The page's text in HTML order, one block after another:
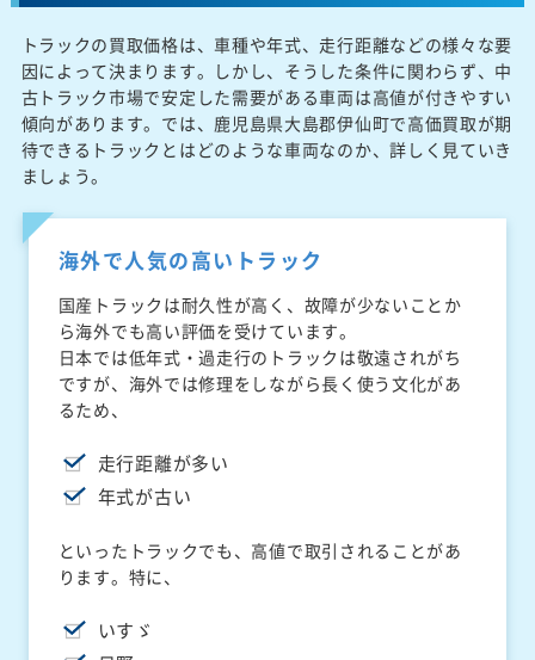
トラックの買取価格は、車種や年式、走行距離などの様々な要
因によって決まります。しかし、そうした条件に関わらず、中
古トラック市場で安定した需要がある車両は高値が付きやすい
傾向があります。では、鹿児島県大島郡伊仙町で高価買取が期
待できるトラックとはどのような車両なのか、詳しく見ていき
ましょう。
海外で人気の高いトラック
国産トラックは耐久性が高く、故障が少ないことか
ら海外でも高い評価を受けています。
日本では低年式・過走行のトラックは敬遠されがち
ですが、海外では修理をしながら長く使う文化があ
るため、
走行距離が多い
年式が古い
といったトラックでも、高値で取引されることがあ
ります。特に、
いすゞ